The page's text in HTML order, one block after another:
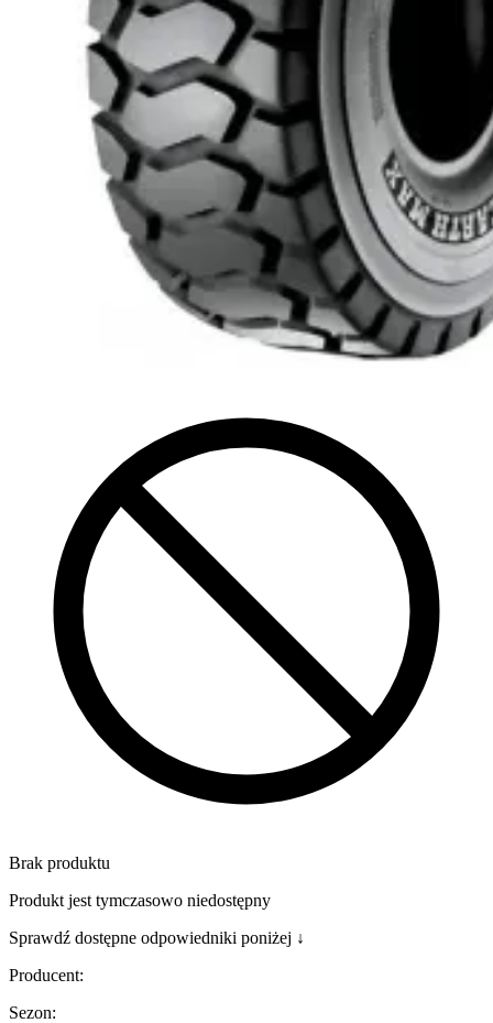
Brak produktu
Produkt jest tymczasowo niedostępny
Sprawdź dostępne odpowiedniki poniżej ↓
Producent:
Sezon: